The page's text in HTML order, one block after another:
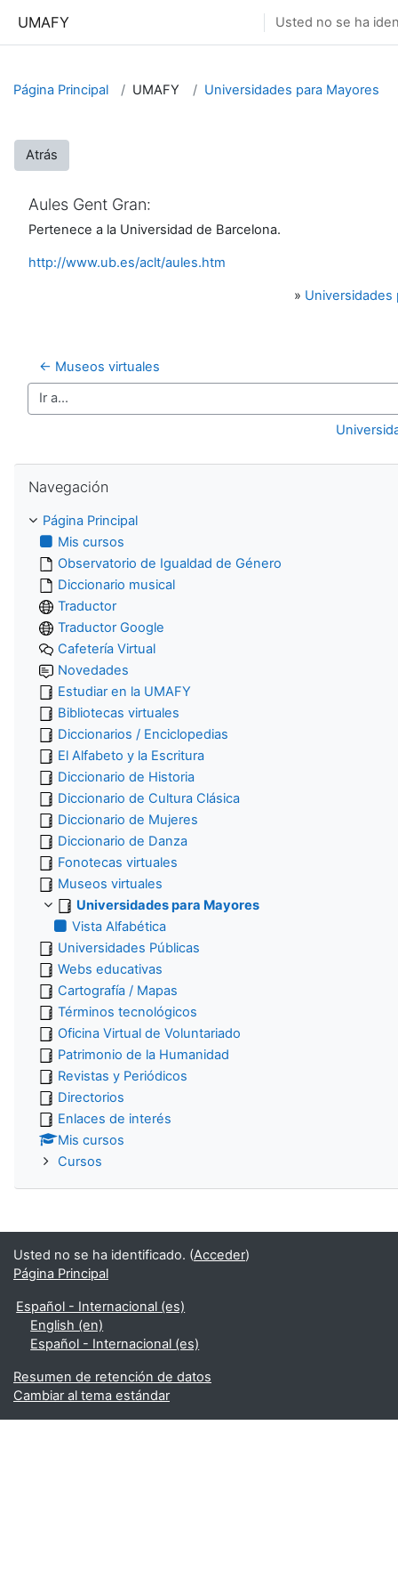
UMAFY Usted no se ha
Página Principal UMAFY Universidades para Mayores
Atrás
Aules Gent Gran:
Pertenece a la Universidad de Barcelona.
http://www.ub.es/aclt/aules.htm
» Universidades
← Museos virtuales
Ir a...
Navegación
Página Principal
Mis cursos
Observatorio de Igualdad de Género
Diccionario musical
Traductor
Traductor Google
Cafetería Virtual
Novedades
Estudiar en la UMAFY
Bibliotecas virtuales
Diccionarios / Enciclopedias
El Alfabeto y la Escritura
Diccionario de Historia
Diccionario de Cultura Clásica
Diccionario de Mujeres
Diccionario de Danza
Fonotecas virtuales
Museos virtuales
Universidades para Mayores
Vista Alfabética
Universidades Públicas
Webs educativas
Cartografía / Mapas
Términos tecnológicos
Oficina Virtual de Voluntariado
Patrimonio de la Humanidad
Revistas y Periódicos
Directorios
Enlaces de interés
Mis cursos
Cursos
Usted no se ha identificado. (Acceder)
Página Principal
Español - Internacional ‎(es)‎
English ‎(en)‎
Español - Internacional ‎(es)‎
Resumen de retención de datos
Cambiar al tema estándar